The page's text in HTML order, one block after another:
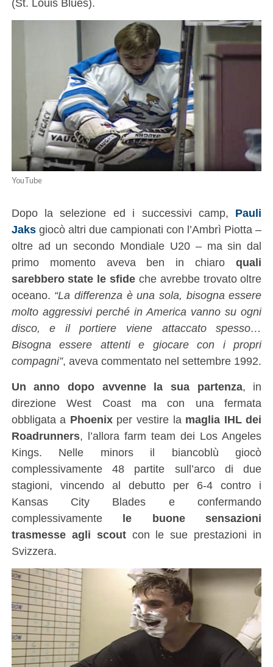
YouTube
Dopo la selezione ed i successivi camp, Pauli
Jaksgiocò altri due campionati con l’Ambrì Piotta –
oltre ad un secondo Mondiale U20 – ma sin dal
primo momento aveva ben in chiaroquali
sarebbero state le sfide che avrebbe trovato oltre
oceano. “La differenza è una sola, bisogna essere
molto aggressivi perché in America vanno su ogni
disco, e il portiere viene attaccato spesso…
Bisogna essere attenti e giocare con i propri
compagni”, aveva commentato nel settembre 1992.
Un anno dopo avvenne la sua partenza, in
direzione West Coast ma con una fermata
obbligata a Phoenixper vestire la maglia IHL dei
Roadrunners, l’allora farm team dei Los Angeles
Kings. Nelle minors il biancoblù giocò
complessivamente 48 partite sull’arco di due
stagioni, vincendo al debutto per 6-4 contro i
Kansas City Blades e confermando
complessivamente le buone sensazioni
trasmesse agli scoutcon le sue prestazioni in
Svizzera.